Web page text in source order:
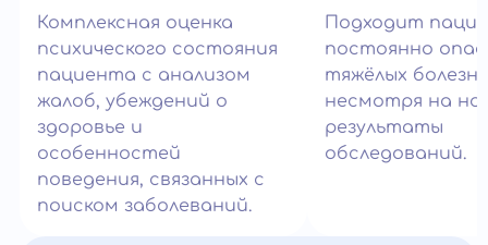
Комплексная оценка
психического состояния
пациента с анализом
жалоб, убеждений о
здоровье и
особенностей
поведения, связанных с
поиском заболеваний.
Подходит
постоянно
тяжёлых
несмотря на
результаты
обследований.